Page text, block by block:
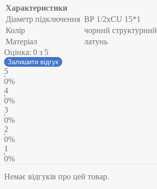
Характеристики
Діаметр підключення ВР 1/2хCU 15*1
Колір
чорний структурний
Матеріал
латунь
Оцінка: 0 з 5
Залишити відгук
5
0%
4
0%
3
0%
2
0%
1
0%
Немає відгуків про цей товар.